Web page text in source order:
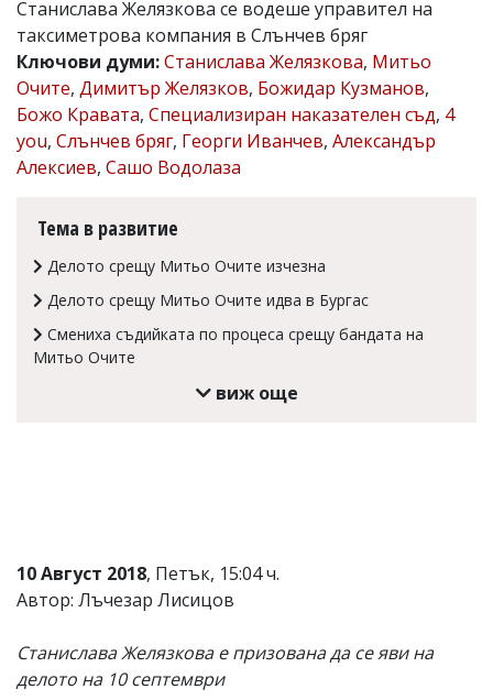
под
статиите
се
въвеждат
от
читателите
и
носи
отговорност
Ако
обиден
Станислава Желязкова се водеше управител на
таксиметрова компания в Слънчев бряг
Ключови думи:Станислава Желязкова, Митьо
Очите, Димитър Желязков, Божидар Кузманов,
Божо Кравата, Специализиран наказателен съд, 4
you, Слънчев бряг, Георги Иванчев, Александър
Алексиев, Сашо Водолаза
Тема в развитие
Делото срещу Митьо Очите изчезна
Делото срещу Митьо Очите идва в Бургас
Смениха съдийката по процеса срещу бандата на
Митьо Очите
виж още
10 Август 2018, Петък, 15:04 ч.
Автор: Лъчезар Лисицов
Станислава Желязкова е призована да се яви на
делото на 10 септември